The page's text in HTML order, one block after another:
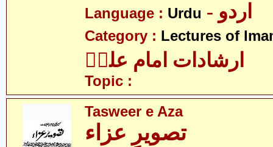
Language : Urdu - اردو
Category : Lectures of
ارشادات امام علیؑ
Topic :
Tasweer e Aza
تصویرِ عزاء